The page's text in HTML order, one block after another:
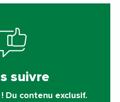
suivre
Du contenu exclusif.